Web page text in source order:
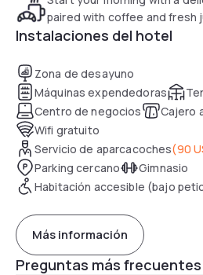
paired with coffee and fresh
Instalaciones del hotel
Zona de desayuno
Máquinas expendedoras
Centro de negocios
Cajero
Wifi gratuito
Servicio de aparcacoches(90
Parking cercano
Gimnasio
Habitación accesible (bajo
Más información
Preguntas más frecuentes